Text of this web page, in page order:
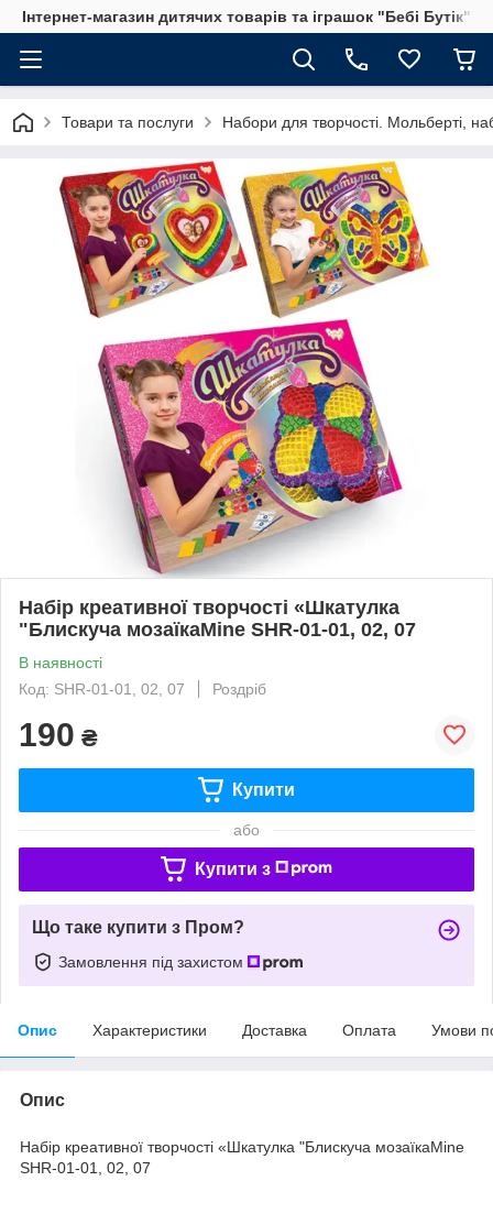
Інтернет-магазин дитячих товарів та іграшок "Бебі Бутік"
Товари та послуги Набори для творчості. Мольберті,
Набір креативної творчості «Шкатулка
"Блискуча мозаїкаMine SHR-01-01, 02, 07
В наявності
Код: SHR-01-01, 02, 07
Роздріб
190 ₴
Купити
або
Купити з
Що таке купити з Пром?
Замовлення під захистом
Опис Характеристики Доставка Оплата Умови
Опис
Набір креативної творчості «Шкатулка "Блискуча мозаїкаMine
SHR-01-01, 02, 07